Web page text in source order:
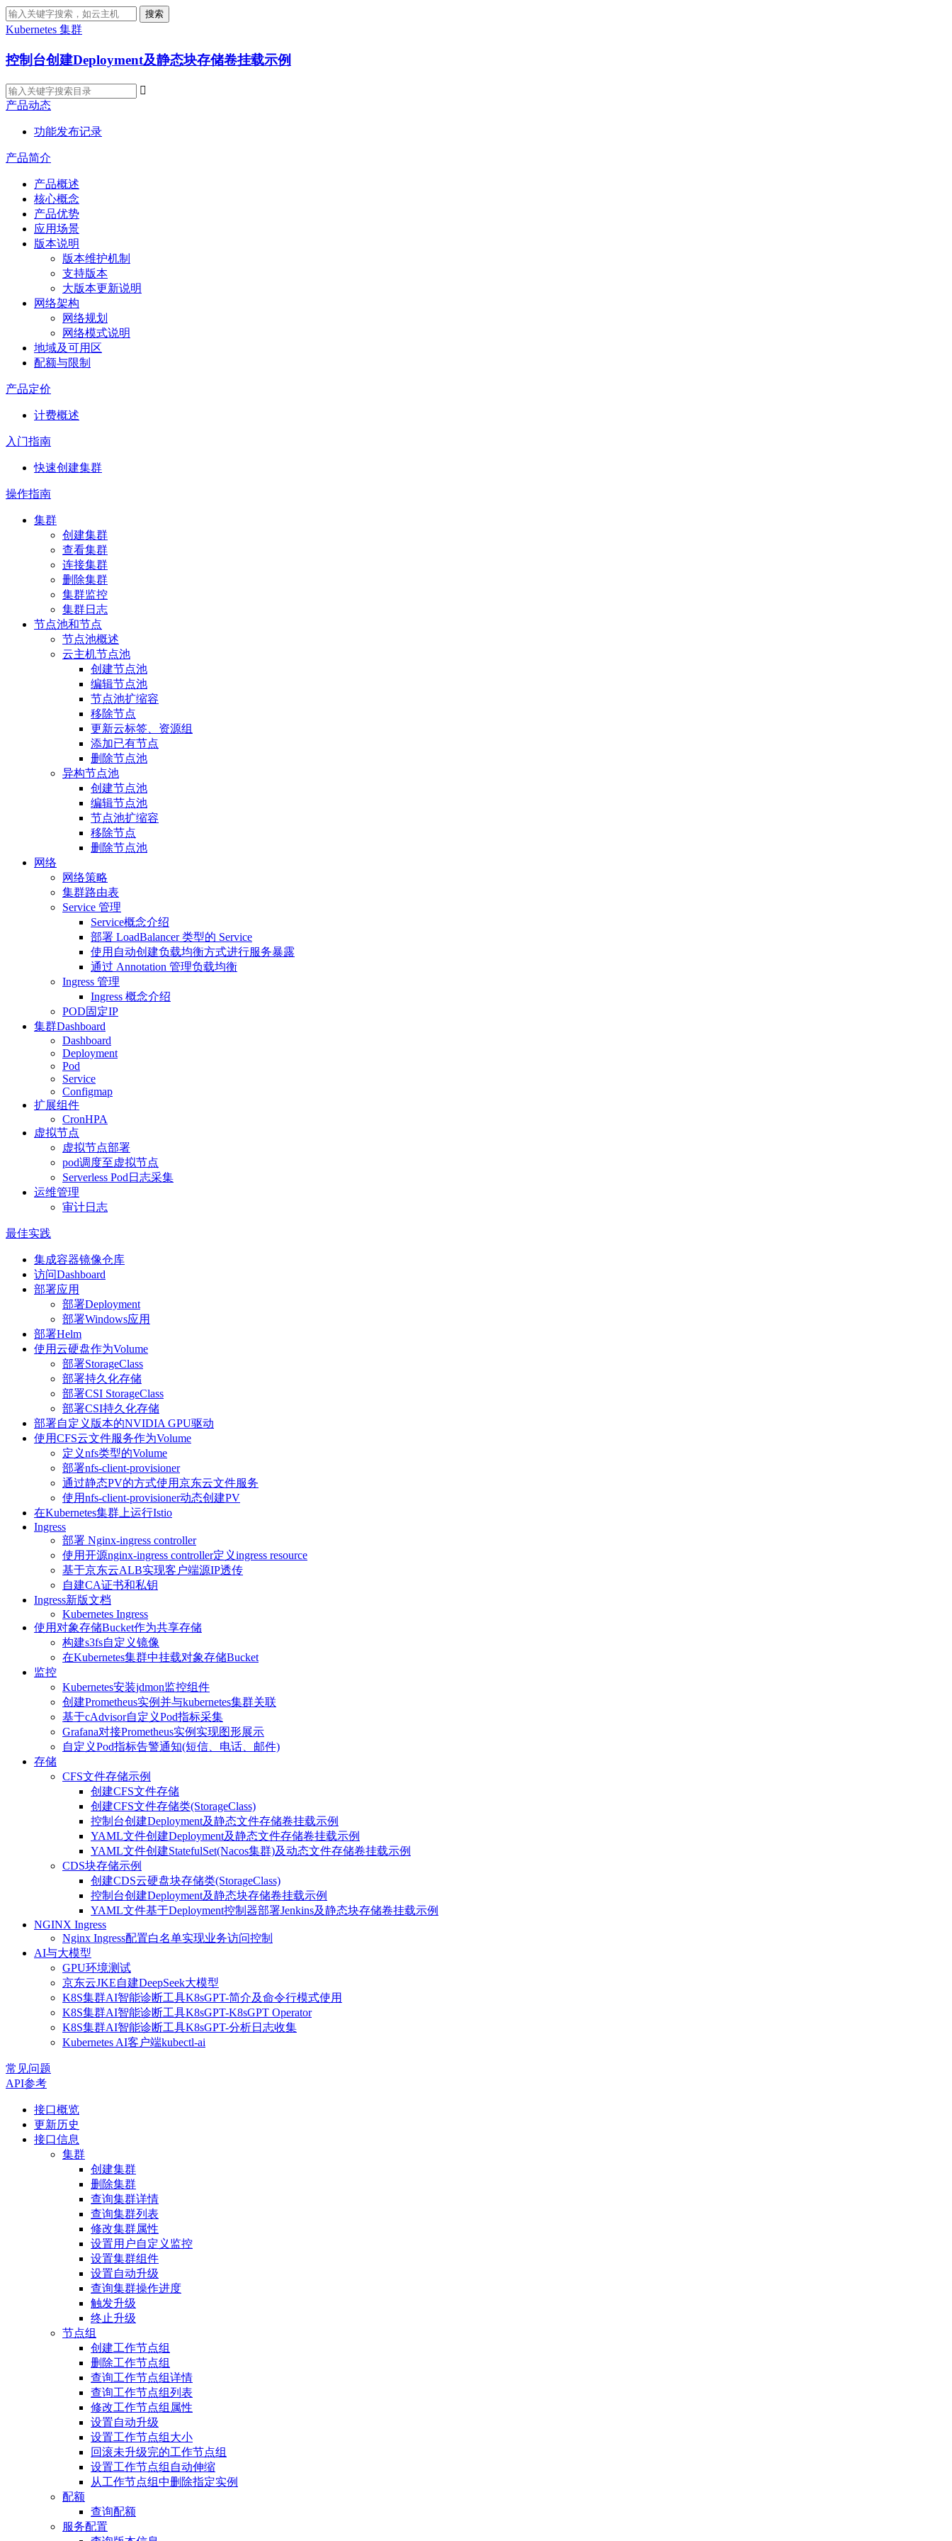
搜索
Kubernetes 集群
控制台创建Deployment及静态块存储卷挂载示例

产品动态
功能发布记录
产品简介
产品概述
核心概念
产品优势
应用场景
版本说明
版本维护机制
支持版本
大版本更新说明
网络架构
网络规划
网络模式说明
地域及可用区
配额与限制
产品定价
计费概述
入门指南
快速创建集群
操作指南
集群
创建集群
查看集群
连接集群
删除集群
集群监控
集群日志
节点池和节点
节点池概述
云主机节点池
创建节点池
编辑节点池
节点池扩缩容
移除节点
更新云标签、资源组
添加已有节点
删除节点池
异构节点池
创建节点池
编辑节点池
节点池扩缩容
移除节点
删除节点池
网络
网络策略
集群路由表
Service 管理
Service概念介绍
部署 LoadBalancer 类型的 Service
使用自动创建负载均衡方式进行服务暴露
通过 Annotation 管理负载均衡
Ingress 管理
Ingress 概念介绍
POD固定IP
集群Dashboard
Dashboard
Deployment
Pod
Service
Configmap
扩展组件
CronHPA
虚拟节点
虚拟节点部署
pod调度至虚拟节点
Serverless Pod日志采集
运维管理
审计日志
最佳实践
集成容器镜像仓库
访问Dashboard
部署应用
部署Deployment
部署Windows应用
部署Helm
使用云硬盘作为Volume
部署StorageClass
部署持久化存储
部署CSI StorageClass
部署CSI持久化存储
部署自定义版本的NVIDIA GPU驱动
使用CFS云文件服务作为Volume
定义nfs类型的Volume
部署nfs-client-provisioner
通过静态PV的方式使用京东云文件服务
使用nfs-client-provisioner动态创建PV
在Kubernetes集群上运行Istio
Ingress
部署 Nginx-ingress controller
使用开源nginx-ingress controller定义ingress resource
基于京东云ALB实现客户端源IP透传
自建CA证书和私钥
Ingress新版文档
Kubernetes Ingress
使用对象存储Bucket作为共享存储
构建s3fs自定义镜像
在Kubernetes集群中挂载对象存储Bucket
监控
Kubernetes安装jdmon监控组件
创建Prometheus实例并与kubernetes集群关联
基于cAdvisor自定义Pod指标采集
Grafana对接Prometheus实例实现图形展示
自定义Pod指标告警通知(短信、电话、邮件)
存储
CFS文件存储示例
创建CFS文件存储
创建CFS文件存储类(StorageClass)
控制台创建Deployment及静态文件存储卷挂载示例
YAML文件创建Deployment及静态文件存储卷挂载示例
YAML文件创建StatefulSet(Nacos集群)及动态文件存储卷挂载示例
CDS块存储示例
创建CDS云硬盘块存储类(StorageClass)
控制台创建Deployment及静态块存储卷挂载示例
YAML文件基于Deployment控制器部署Jenkins及静态块存储卷挂载示例
NGINX Ingress
Nginx Ingress配置白名单实现业务访问控制
AI与大模型
GPU环境测试
京东云JKE自建DeepSeek大模型
K8S集群AI智能诊断工具K8sGPT-简介及命令行模式使用
K8S集群AI智能诊断工具K8sGPT-K8sGPT Operator
K8S集群AI智能诊断工具K8sGPT-分析日志收集
Kubernetes AI客户端kubectl-ai
常见问题
API参考
接口概览
更新历史
接口信息
集群
创建集群
删除集群
查询集群详情
查询集群列表
修改集群属性
设置用户自定义监控
设置集群组件
设置自动升级
查询集群操作进度
触发升级
终止升级
节点组
创建工作节点组
删除工作节点组
查询工作节点组详情
查询工作节点组列表
修改工作节点组属性
设置自动升级
设置工作节点组大小
回滚未升级完的工作节点组
设置工作节点组自动伸缩
从工作节点组中删除指定实例
配额
查询配额
服务配置